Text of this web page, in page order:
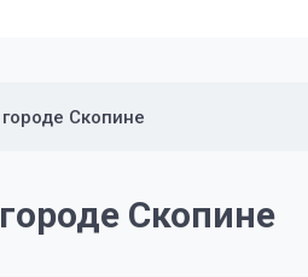
городе Скопине
городе Скопине